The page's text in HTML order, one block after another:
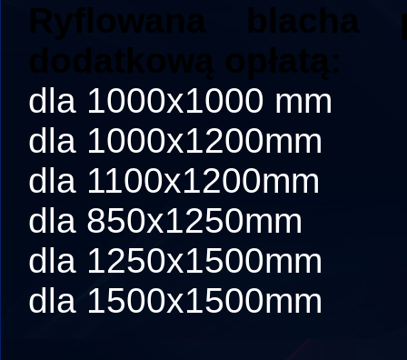
Ryflowana
dodatkową opłatą:
dla 1000x1000 mm
dla 1000x1200mm
dla 1100x1200mm
dla 850x1250mm
dla 1250x1500mm
dla 1500x1500mm